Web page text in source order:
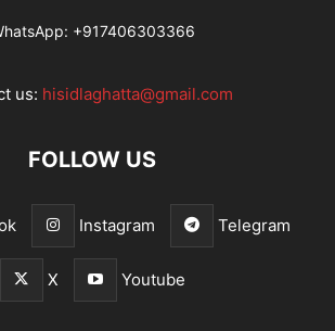
+917406303366
us: hisidlaghatta@gmail.com
FOLLOW US
Instagram Telegram
X Youtube